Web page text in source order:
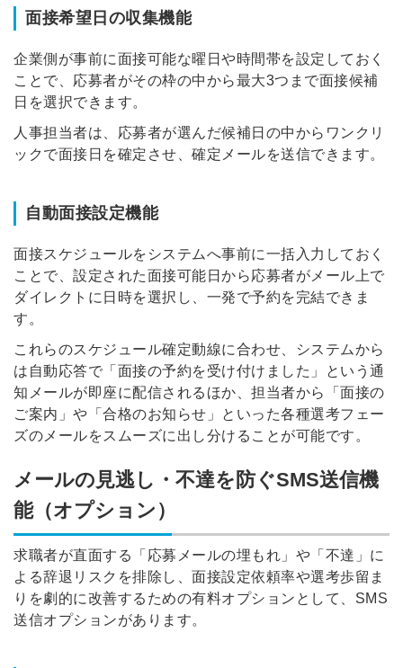
面接希望日の収集機能
企業側が事前に面接可能な曜日や時間帯を設定しておく
ことで、応募者がその枠の中から最大3つまで面接候補
日を選択できます。
人事担当者は、応募者が選んだ候補日の中からワンクリ
ックで面接日を確定させ、確定メールを送信できます。
自動面接設定機能
面接スケジュールをシステムへ事前に一括入力しておく
ことで、設定された面接可能日から応募者がメール上で
ダイレクトに日時を選択し、一発で予約を完結できま
す。
これらのスケジュール確定動線に合わせ、システムから
は自動応答で「面接の予約を受け付けました」という通
知メールが即座に配信されるほか、担当者から「面接の
ご案内」や「合格のお知らせ」といった各種選考フェー
ズのメールをスムーズに出し分けることが可能です。
メールの見逃し・不達を防ぐSMS送信機
能（オプション）
求職者が直面する「応募メールの埋もれ」や「不達」に
よる辞退リスクを排除し、面接設定依頼率や選考歩留ま
りを劇的に改善するための有料オプションとして、SMS
送信オプションがあります。